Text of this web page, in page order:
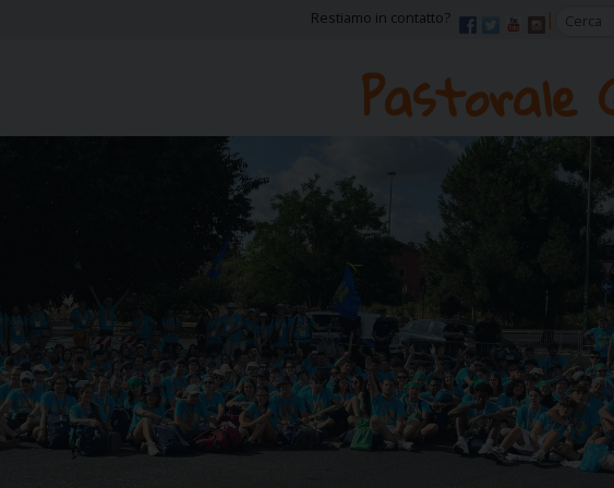
Restiamo in contatto?
Pastorale